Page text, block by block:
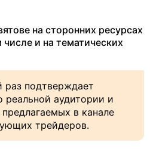
на сторонних ресурсах
и на тематических
раз подтверждает
реальной аудитории и
в канале
трейдеров.